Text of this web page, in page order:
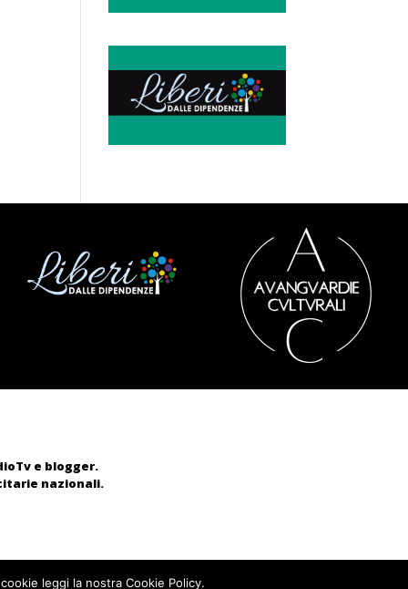
e blogger.
nazionali.
leggi la nostra Cookie Policy.